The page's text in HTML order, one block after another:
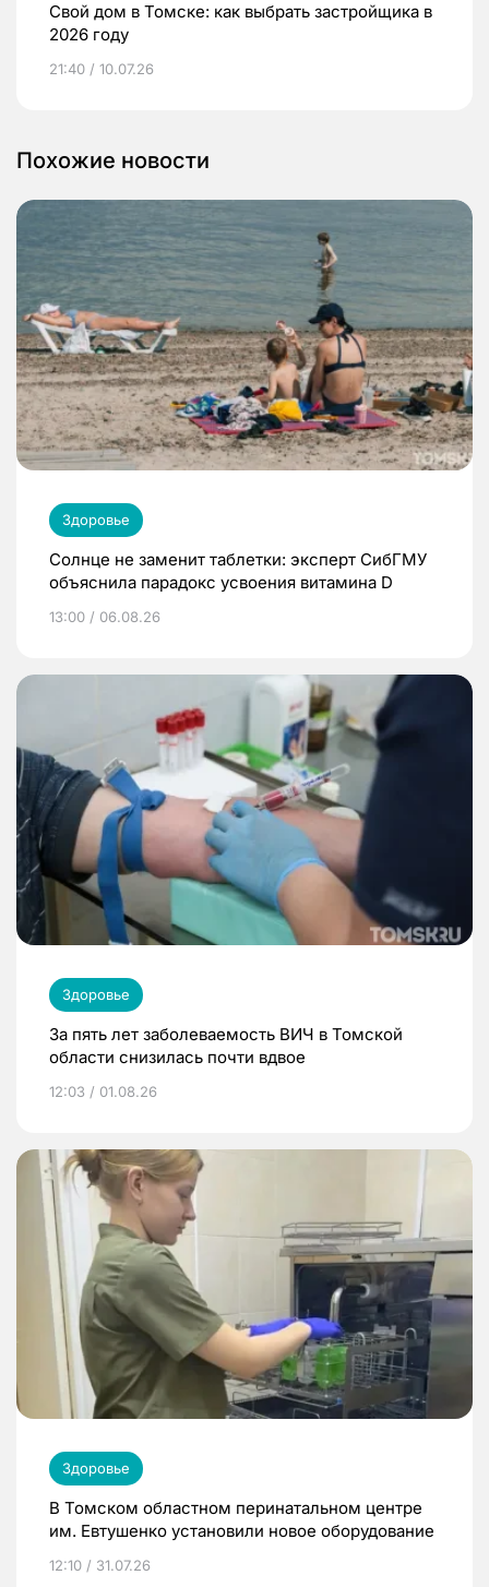
Свой дом в Томске: как выбрать застройщика в
2026 году
21:40 / 10.07.26
Похожие новости
Здоровье
Солнце не заменит таблетки: эксперт СибГМУ
объяснила парадокс усвоения витамина D
13:00 / 06.08.26
Здоровье
За пять лет заболеваемость ВИЧ в Томской
области снизилась почти вдвое
12:03 / 01.08.26
Здоровье
В Томском областном перинатальном центре
им. Евтушенко установили новое оборудование
12:10 / 31.07.26